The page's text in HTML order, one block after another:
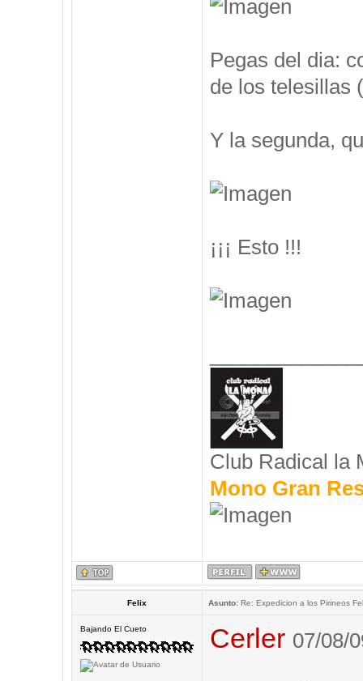
Pegas del dia:
de los telesillas
Y la segunda,
¡¡¡ Esto !!!
Club Radical la
Mono Gran
Felix Asunto:Re: Expedicion a los Pirineos
Bajando El Cueto Cerler 07/08/